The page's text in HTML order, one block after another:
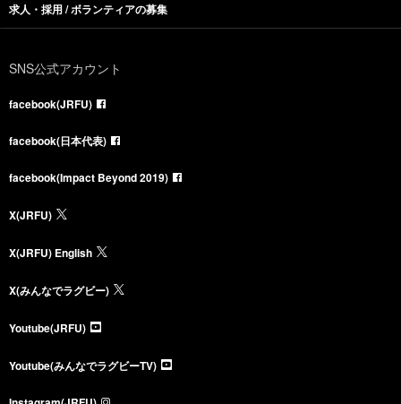
求人・採用 / ボランティアの募集
SNS公式アカウント
facebook(JRFU)
facebook(日本代表)
facebook(Impact Beyond 2019)
X(JRFU)
X(JRFU) English
X(みんなでラグビー)
Youtube(JRFU)
Youtube(みんなでラグビーTV)